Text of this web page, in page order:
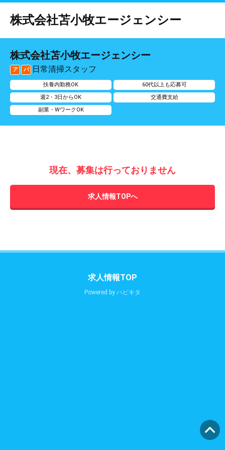
株式会社苫小牧エージェンシー
株式会社苫小牧エージェンシー
ア パ 日常清掃スタッフ
扶養内勤務OK
60代以上も応募可
週2・3日からOK
交通費支給
副業・WワークOK
現在、募集は行っておりません
求人情報TOPへ
求人情報TOP
Powered by ハピキタ